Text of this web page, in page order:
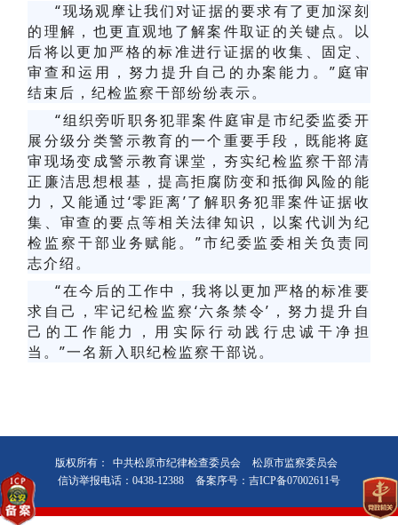
“现场观摩让我们对证据的要求有了更加深刻
的理解，也更直观地了解案件取证的关键点。以
后将以更加严格的标准进行证据的收集、固定、
审查和运用，努力提升自己的办案能力。”庭审
结束后，纪检监察干部纷纷表示。
“组织旁听职务犯罪案件庭审是市纪委监委开
展分级分类警示教育的一个重要手段，既能将庭
审现场变成警示教育课堂，夯实纪检监察干部清
正廉洁思想根基，提高拒腐防变和抵御风险的能
力，又能通过‘零距离’了解职务犯罪案件证据收
集、审查的要点等相关法律知识，以案代训为纪
检监察干部业务赋能。”市纪委监委相关负责同
志介绍。
“在今后的工作中，我将以更加严格的标准要
求自己，牢记纪检监察‘六条禁令’，努力提升自
己的工作能力，用实际行动践行忠诚干净担
当。”一名新入职纪检监察干部说。
版权所有： 中共松原市纪律检查委员会
松原市监察委员会
信访举报电话：0438-12388
备案序号：吉ICP备07002611号